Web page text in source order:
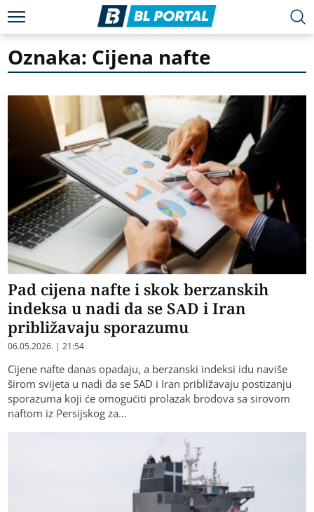
Oznaka: Cijena nafte
Pad cijena nafte i skok berzanskih
indeksa u nadi da se SAD i Iran
približavaju sporazumu
06.05.2026. | 21:54
Cijene nafte danas opadaju, a berzanski indeksi idu naviše
širom svijeta u nadi da se SAD i Iran približavaju postizanju
sporazuma koji će omogućiti prolazak brodova sa sirovom
naftom iz Persijskog za…